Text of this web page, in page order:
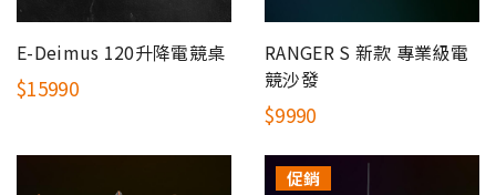
E-Deimus 120升降電競桌
$15990
RANGER S 新款 專業級電
競沙發
$9990
促銷